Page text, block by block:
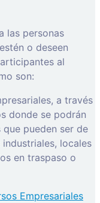
las personas
o deseen
al
son:
a través
donde se podrán
pueden ser de
locales
en traspaso o
Empresariales